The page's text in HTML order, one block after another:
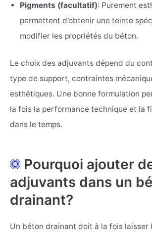
Pigments (facultatif): Purement
permettent d’obtenir une teinte
modifier les propriétés du béton.
Le choix des adjuvants dépend du
type de support, contraintes
esthétiques. Une bonne formulation
la fois la performance technique et la
dans le temps.
Pourquoi ajouter
adjuvants dans un
drainant?
Un béton drainant doit à la fois laisser